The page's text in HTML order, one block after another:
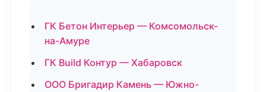
ГК Бетон Интерьер — Комсомольск-
на-Амуре
ГК Build Контур — Хабаровск
ООО Бригадир Камень — Южно-